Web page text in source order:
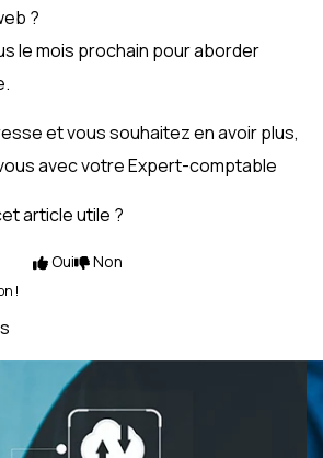
?
le mois prochain pour aborder
et vous souhaitez en avoir plus,
avec votre Expert-comptable
article utile ?
Oui Non
!